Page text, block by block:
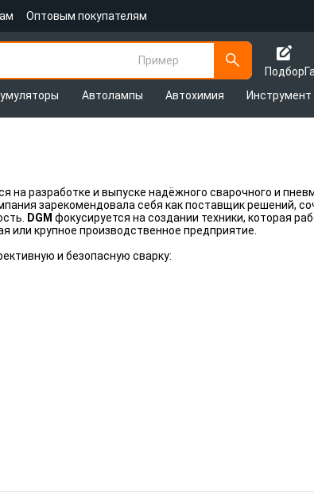
Оптовым покупателям
Пример
Подбор
Автолампы Автохимия Инструмент
разработке и выпуске надёжного сварочного и
зарекомендовала себя как поставщик решений,
DGM фокусируется на создании техники, которая
или крупное производственное предприятие.
и безопасную сварку: